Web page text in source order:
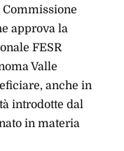
approva la
FESR
Valle
anche in
introdotte dal
in materia